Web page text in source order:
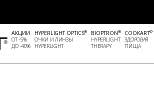
АКЦИИ
ОТ -5%
ДО -40%
HYPERLIGHT OPTICS®
ОЧКИ И ЛИНЗЫ
HYPERLIGHT
BIOPTRON®
HYPERLIGHT
THERAPY
COOKART®
ЗДОРОВАЯ
ПИЩА